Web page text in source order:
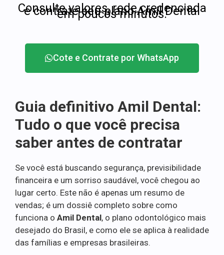
Consulte valores, rede credenciada
e contrate seu plano Amil Dental
em poucos minutos.
Cote e Contrate por WhatsApp
Guia definitivo Amil Dental:
Tudo o que você precisa
saber antes de contratar
Se você está buscando segurança, previsibilidade
financeira e um sorriso saudável, você chegou ao
lugar certo. Este não é apenas um resumo de
vendas; é um dossiê completo sobre como
funciona o Amil Dental, o plano odontológico mais
desejado do Brasil, e como ele se aplica à realidade
das famílias e empresas brasileiras.